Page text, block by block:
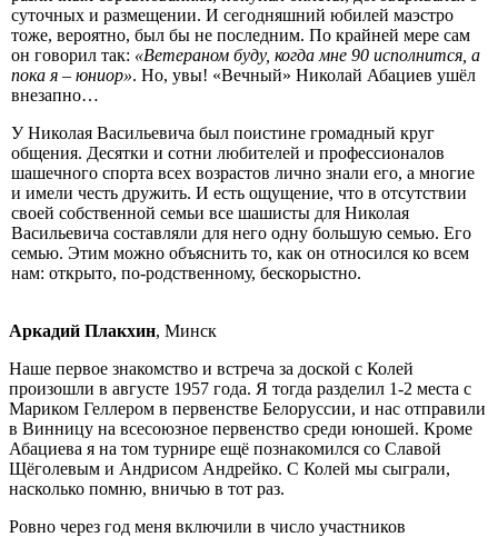
суточных и размещении. И сегодняшний юбилей маэстро
тоже, вероятно, был бы не последним. По крайней мере сам
он говорил так: «Ветераном буду, когда мне 90 исполнится, а
пока я – юниор». Но, увы! «Вечный» Николай Абациев ушёл
внезапно…
У Николая Васильевича был поистине громадный круг
общения. Десятки и сотни любителей и профессионалов
шашечного спорта всех возрастов лично знали его, а многие
и имели честь дружить. И есть ощущение, что в отсутствии
своей собственной семьи все шашисты для Николая
Васильевича составляли для него одну большую семью. Его
семью. Этим можно объяснить то, как он относился ко всем
нам: открыто, по-родственному, бескорыстно.
Аркадий Плакхин, Минск
Наше первое знакомство и встреча за доской с Колей
произошли в августе 1957 года. Я тогда разделил 1-2 места с
Мариком Геллером в первенстве Белоруссии, и нас отправили
в Винницу на всесоюзное первенство среди юношей. Кроме
Абациева я на том турнире ещё познакомился со Славой
Щёголевым и Андрисом Андрейко. С Колей мы сыграли,
насколько помню, вничью в тот раз.
Ровно через год меня включили в число участников